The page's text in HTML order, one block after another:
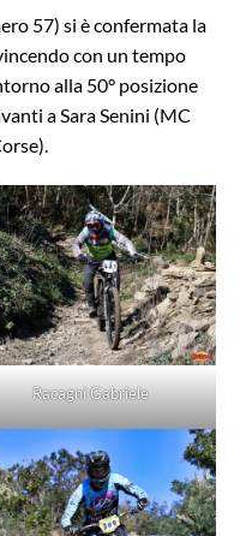
57) si è confermata la
con un tempo
alla 50° posizione
a Sara Senini (MC
Racagni Gabriele